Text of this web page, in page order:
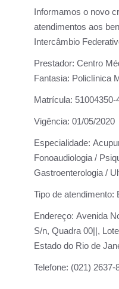
Informamos o novo
atendimentos aos
Intercâmbio
Prestador: Centro
Fantasia: Policlínica
Matrícula: 51004350-
Vigência: 01/05/2020
Especialidade:
Fonoaudiologia /
Gastroenterologia /
Tipo de atendimento:
Endereço: Avenida
S/n, Quadra 00||,
Estado do Rio de
Telefone: (021) 2637-